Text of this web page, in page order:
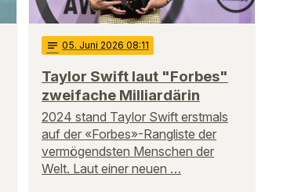
notes 05. Juni 2026 08:11
Taylor Swift laut "Forbes"
zweifache Milliardärin
2024 stand Taylor Swift erstmals
auf der «Forbes»-Rangliste der
vermögendsten Menschen der
Welt. Laut einer neuen …